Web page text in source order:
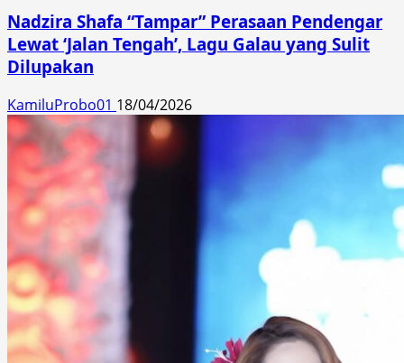
Nadzira Shafa “Tampar” Perasaan Pendengar
Lewat ‘Jalan Tengah’, Lagu Galau yang Sulit
Dilupakan
KamiluProbo01 18/04/2026